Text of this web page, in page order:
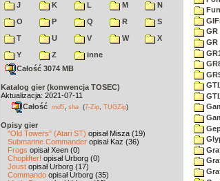
J
K L M
N
O
P Q R
S
T
U V W
X
Y
Z
inne
Całość 3074 MB
Katalog gier (konwencja TOSEC)
Aktualizacja: 2021-07-11
Całość md5 sha (7-Zip TUGZip)
Opisy gier
"Old Towers" (Atari ST) opisał Misza (19)
Submarine Commander opisał Kaz (36)
Frogs opisał Xeen (0)
Choplifter! opisał Urborg (0)
Joust opisał Urborg (17)
Commando opisał Urborg (35)
GR
GR